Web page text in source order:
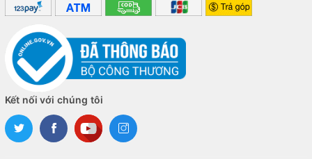
Kết nối với chúng tôi